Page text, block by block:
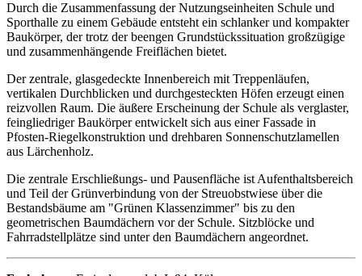
Durch die Zusammenfassung der Nutzungseinheiten Schule und
Sporthalle zu einem Gebäude entsteht ein schlanker und kompakter
Baukörper, der trotz der beengen Grundstückssituation großzügige
und zusammenhängende Freiflächen bietet.
Der zentrale, glasgedeckte Innenbereich mit Treppenläufen,
vertikalen Durchblicken und durchgesteckten Höfen erzeugt einen
reizvollen Raum. Die äußere Erscheinung der Schule als verglaster,
feingliedriger Baukörper entwickelt sich aus einer Fassade in
Pfosten-Riegelkonstruktion und drehbaren Sonnenschutzlamellen
aus Lärchenholz.
Die zentrale Erschließungs- und Pausenfläche ist Aufenthaltsbereich
und Teil der Grünverbindung von der Streuobstwiese über die
Bestandsbäume am "Grünen Klassenzimmer" bis zu den
geometrischen Baumdächern vor der Schule. Sitzblöcke und
Fahrradstellplätze sind unter den Baumdächern angeordnet.